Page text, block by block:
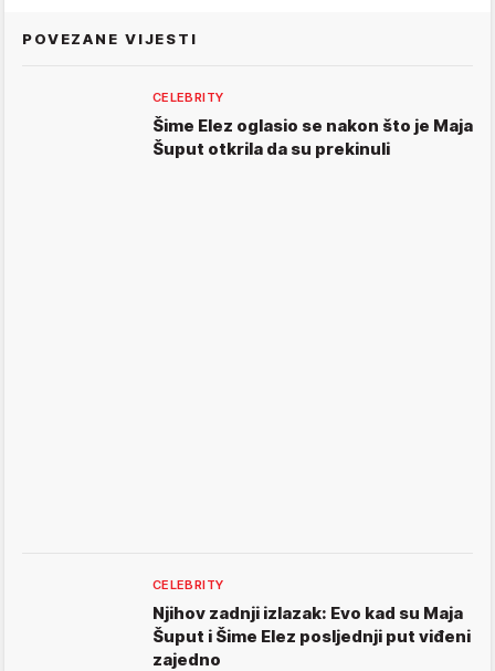
POVEZANE VIJESTI
CELEBRITY
Šime Elez oglasio se nakon što je Maja
Šuput otkrila da su prekinuli
CELEBRITY
Njihov zadnji izlazak: Evo kad su Maja
Šuput i Šime Elez posljednji put viđeni
zajedno